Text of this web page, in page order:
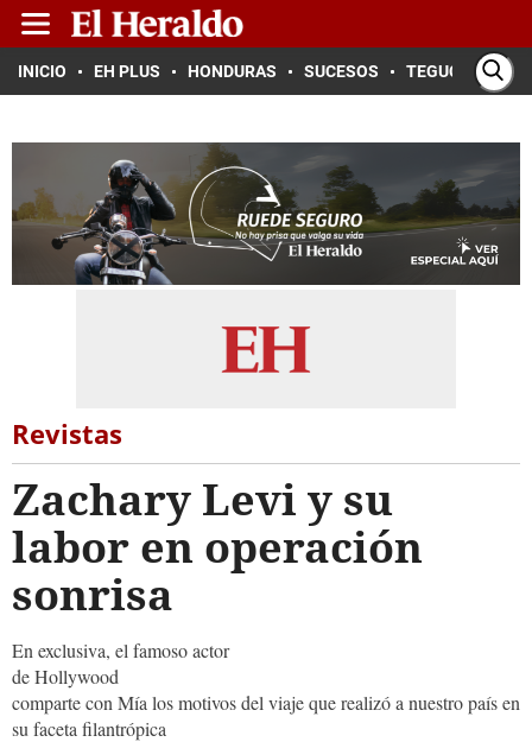
INICIO EH PLUS HONDURAS SUCESOS TEGUCIGALPA
Revistas
Zachary Levi y su
labor en operación
sonrisa
En exclusiva, el famoso actor
de Hollywood
comparte con Mía los motivos del viaje que realizó a nuestro país en
su faceta filantrópica